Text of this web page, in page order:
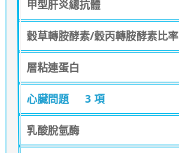
甲型肝炎總抗體
穀草轉胺酵素/穀丙轉胺酵素比率
層粘連蛋白
心臟問題 3 項
乳酸脫氫酶